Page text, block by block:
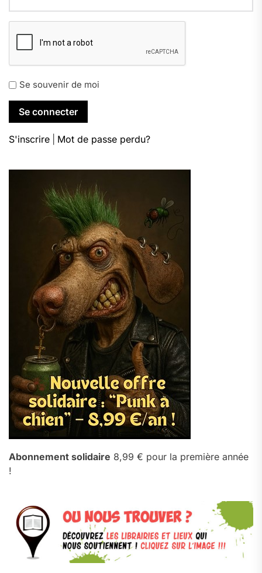
Se souvenir de moi
S'inscrire Mot de passe perdu?
Abonnement solidaire 8,99 € pour la première année
!